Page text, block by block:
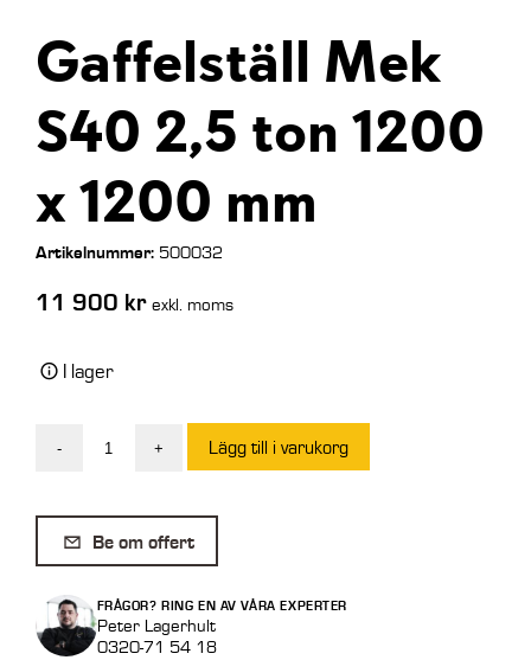
Gaffelställ Mek
S40 2,5 ton 1200
x 1200 mm
Artikelnummer:500032
11 900 kr exkl. moms
I lager
-
Gaffelställ
S40
2,5
1200
+ Lägg till i varukorg
Be om offert
FRÅGOR? RING EN AV VÅRA EXPERTER
Peter Lagerhult
0320-71 54 18